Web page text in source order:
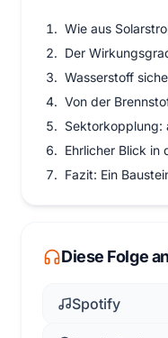
Wie aus
Der
Wasserstoff
Von der
Sektorkopplung:
Ehrlicher Blick in
Fazit: Ein
Diese Folge
Spotify